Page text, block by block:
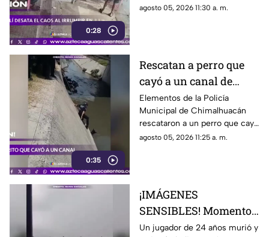
0:28
Pathanamthitta, Kerala, India,
agosto 05, 2026 11:30 a. m.
0:35
Rescatan a perro que
cayó a un canal de
aguas negras en
Chimalhuacán
Elementos de la Policía
Municipal de Chimalhuacán
rescataron a un perro que cayó
a un canal de aguas negras,
agosto 05, 2026 11:25 a. m.
¡IMÁGENES
SENSIBLES! Momento
en el que rayo cae
Un jugador de 24 años murió y